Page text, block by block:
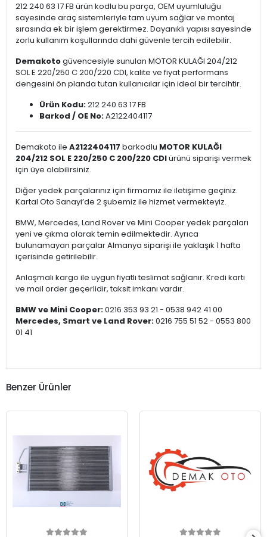
212 240 63 17 FB ürün kodlu bu parça, OEM uyumluluğu
sayesinde araç sistemleriyle tam uyum sağlar ve montaj
sırasında ek bir işlem gerektirmez. Dayanıklı yapısı sayesinde
zorlu kullanım koşullarında dahi güvenle tercih edilebilir.
Demakotogüvencesiyle sunulan MOTOR KULAĞI 204/212
SOL E 220/250 C 200/220 CDI, kalite ve fiyat performans
dengesini ön planda tutan kullanıcılar için ideal bir tercihtir.
Ürün Kodu:212 240 63 17 FB
Barkod / OE No:A2122404117
Demakoto ile A2122404117 barkodlu MOTOR KULAĞI
204/212 SOL E 220/250 C 200/220 CDIürünü siparişi vermek
için üye olabilirsiniz.
Diğer yedek parçalarınız için firmamız ile iletişime geçiniz.
Kartal Oto Sanayi’de 2 şubemiz ile hizmet vermekteyiz.
BMW, Mercedes, Land Rover ve Mini Cooper yedek parçaları
yeni ve çıkma olarak temin edilmektedir. Ayrıca
bulunamayan parçalar Almanya siparişi ile yaklaşık 1 hafta
içerisinde getirilebilir.
Anlaşmalı kargo ile uygun fiyatlı teslimat sağlanır. Kredi kartı
ve mail order geçerlidir, taksit imkanı vardır.
BMW ve Mini Cooper:0216 353 93 21 - 0538 942 41 00
Mercedes, Smart ve Land Rover:0216 755 51 52 - 0553 800
01 41
Benzer Ürünler